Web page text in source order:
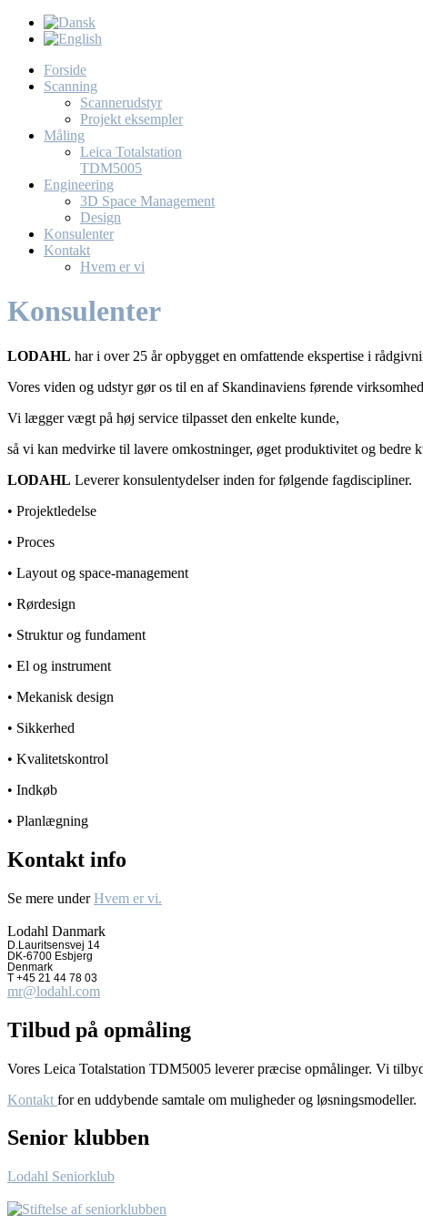
Forside
Scanning
Scannerudstyr
Projekt eksempler
Måling
Leica Totalstation
TDM5005
Engineering
3D Space Management
Design
Konsulenter
Kontakt
Hvem er vi
Konsulenter
LODAHL har i over 25 år opbygget en omfattende ekspertise i
Vores viden og udstyr gør os til en af Skandinaviens førende
Vi lægger vægt på høj service tilpasset den enkelte kunde,
så vi kan medvirke til lavere omkostninger, øget produktivitet og bedre
LODAHL Leverer konsulentydelser inden for følgende fagdiscipliner.
• Projektledelse
• Proces
• Layout og space-management
• Rørdesign
• Struktur og fundament
• El og instrument
• Mekanisk design
• Sikkerhed
• Kvalitetskontrol
• Indkøb
• Planlægning
Kontakt info
Se mere underHvem er vi.
Lodahl Danmark
D.Lauritsensvej 14
DK-6700 Esbjerg
Denmark
T +45 21 44 78 03
mr@lodahl.com
Tilbud på opmåling
Vores Leica Totalstation TDM5005 leverer præcise opmålinger. Vi
Kontakt for en uddybende samtale om muligheder og løsningsmodeller.
Senior klubben
Lodahl Seniorklub